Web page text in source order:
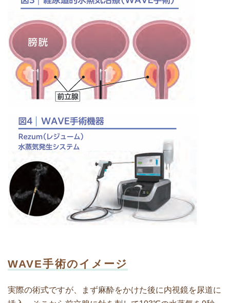
WAVE手術のイメージ
実際の術式ですが、まず麻酔をかけた後に内視鏡を尿道に